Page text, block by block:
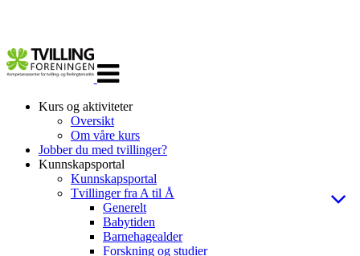
navigasjon
Kurs og aktiviteter
Oversikt
Om våre kurs
Jobber du med tvillinger?
Kunnskapsportal
Kunnskapsportal
Tvillinger fra A til Å
Generelt
Babytiden
Barnehagealder
Forskning og studier